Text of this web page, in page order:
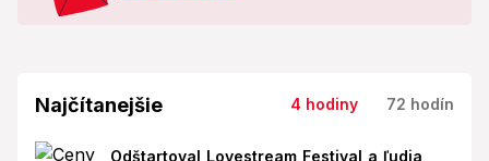
Najčítanejšie 4 hodiny 72 hodín
Odštartoval Lovestream Festival a ľudia